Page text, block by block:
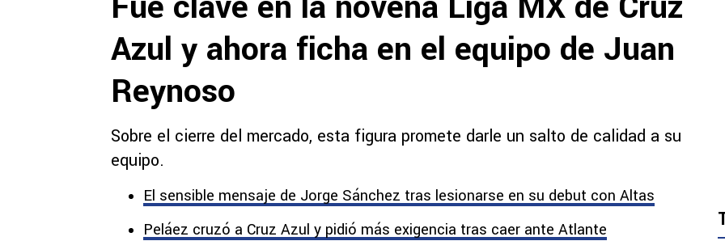
Azul y ahora ficha en el equipo de Juan
Reynoso
Sobre el cierre del mercado, esta figura promete darle un salto de calidad a su
equipo.
El sensible mensaje de Jorge Sánchez tras lesionarse en su debut con Altas
Peláez cruzó a Cruz Azul y pidió más exigencia tras caer ante Atlante